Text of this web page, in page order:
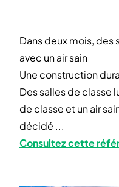
Dans deux mois, des
avec un air sain
Une construction
Des salles de classe
de classe et un air
décidé ...
Consultez cette